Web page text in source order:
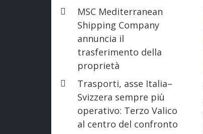
MSC Mediterranean
Shipping Company
annuncia il
trasferimento della
proprietà
Trasporti, asse Italia–
Svizzera sempre più
operativo: Terzo Valico
al centro del confronto